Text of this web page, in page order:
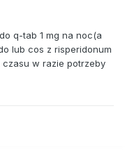
q-tab 1 mg na noc(a
lub cos z risperidonum
w razie potrzeby